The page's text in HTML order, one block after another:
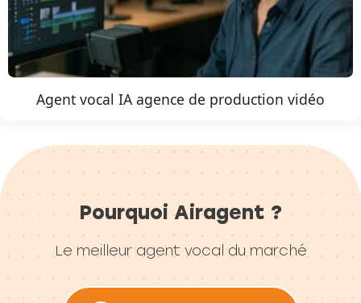
Agent vocal IA agence de production vidéo
Pourquoi Airagent ?
Le meilleur agent vocal du marché